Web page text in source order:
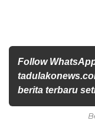
Follow
berita terbaru